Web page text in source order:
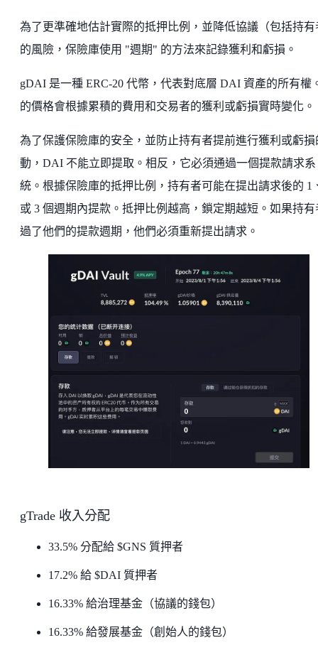
為了更準確地估計實際的抵押比例，並降低協議（包括持有
的風險，保險庫使用 "週期" 的方法來記錄獲利和虧損。
gDAI 是一種 ERC-20 代幣，代表對底層 DAI 資產的所有權
的價格會根據累積的費用和交易者的獲利或虧損實時變化。
為了保護保險庫的安全，並防止持有者提前進行獲利或虧損
動，DAI 不能立即提取。相反，它必須通過一個提款請求系
統。根據保險庫的抵押比例，持有者可能在提出請求後的 1
或 3 個週期內提款。抵押比例越高，鎖定期越短。如果持有
過了他們的提款週期，他們必須重新提出請求。
gTrade 收入分配
33.5% 分配給 $GNS 質押者
17.2% 給 $DAI 質押者
16.33% 給治理基金（協議的錢包）
16.33% 給發展基金（創始人的錢包）